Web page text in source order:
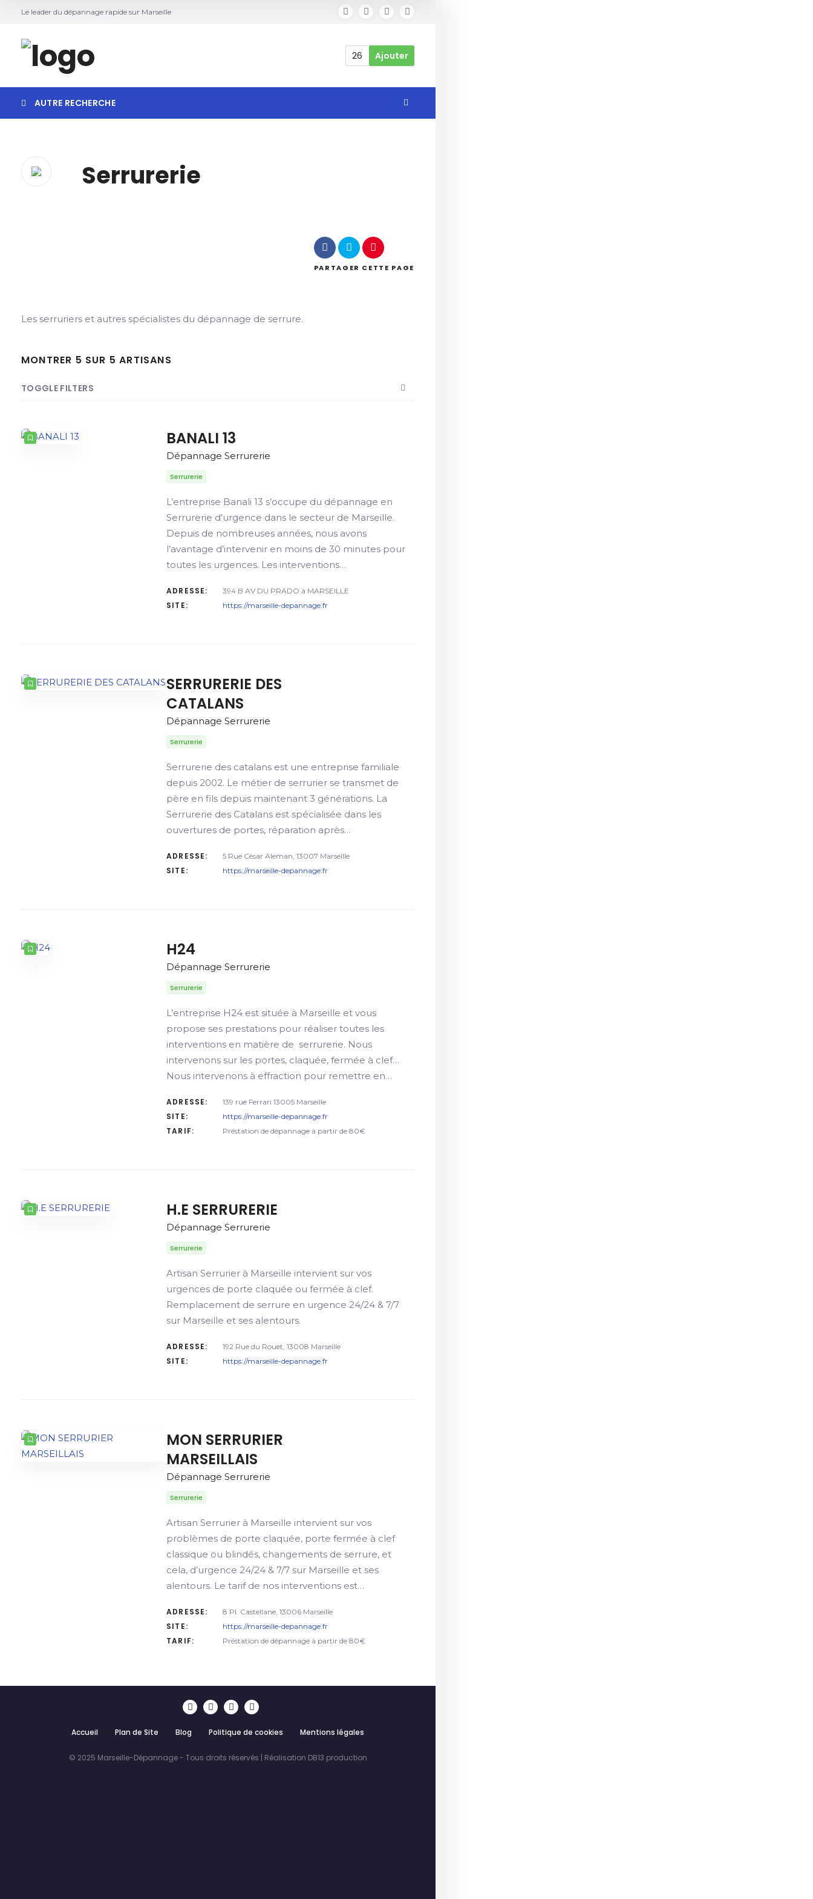
Le leader du dépannage rapide sur Marseille
26 Ajouter
AUTRE RECHERCHE
Serrurerie
PARTAGER CETTE PAGE
Les serruriers et autres spécialistes du dépannage de serrure.
MONTRER 5 SUR 5 ARTISANS
TOGGLE FILTERS
TOTAL BANALI 13
Dépannage Serrurerie
Serrurerie
L’entreprise Banali 13 s’occupe du dépannage en
Serrurerie d’urgence dans le secteur de Marseille.
Depuis de nombreuses années, nous avons
l’avantage d’intervenir en moins de 30 minutes pour
toutes les urgences. Les interventions…
ADRESSE: 394 B AV DU PRADO à MARSEILLE
SITE: https://marseille-depannage.fr
SERRURERIE DES
CATALANS
Dépannage Serrurerie
Serrurerie
Serrurerie des catalans est une entreprise familiale
depuis 2002. Le métier de serrurier se transmet de
père en fils depuis maintenant 3 générations. La
Serrurerie des Catalans est spécialisée dans les
ouvertures de portes, réparation après…
ADRESSE: 5 Rue César Aleman, 13007 Marseille
SITE: https://marseille-depannage.fr
H24
Dépannage Serrurerie
Serrurerie
L’entreprise H24 est située à Marseille et vous
propose ses prestations pour réaliser toutes les
interventions en matière de serrurerie. Nous
intervenons sur les portes, claquée, fermée à clef…
Nous intervenons à effraction pour remettre en…
ADRESSE: 139 rue Ferrari 13005 Marseille
SITE: https://marseille-depannage.fr
TARIF: Préstation de dépannage à partir de 80€
H.E SERRURERIE
Dépannage Serrurerie
Serrurerie
Artisan Serrurier à Marseille intervient sur vos
urgences de porte claquée ou fermée à clef.
Remplacement de serrure en urgence 24/24 & 7/7
sur Marseille et ses alentours.
ADRESSE: 192 Rue du Rouet, 13008 Marseille
SITE: https://marseille-depannage.fr
MON SERRURIER
MARSEILLAIS
Dépannage Serrurerie
Serrurerie
Artisan Serrurier à Marseille intervient sur vos
problèmes de porte claquée, porte fermée à clef
classique ou blindés, changements de serrure, et
cela, d’urgence 24/24 & 7/7 sur Marseille et ses
alentours. Le tarif de nos interventions est…
ADRESSE: 8 Pl. Castellane, 13006 Marseille
SITE: https://marseille-depannage.fr
TARIF: Préstation de dépannage à partir de 80€
Accueil Plan de Site Blog Politique de cookies Mentions légales
© 2025 Marseille-Dépannage - Tous droits réservés | Réalisation DB13 production